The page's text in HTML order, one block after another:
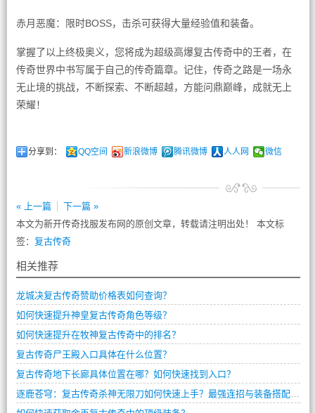
赤月恶魔：限时BOSS，击杀可获得大量经验值和装备。
掌握了以上终极奥义，您将成为超级高爆复古传奇中的王者，在
传奇世界中书写属于自己的传奇篇章。记住，传奇之路是一场永
无止境的挑战，不断探索、不断超越，方能问鼎巅峰，成就无上
荣耀！
分享到： QQ空间 新浪微博 腾讯微博 人人网 微信
« 上一篇
下一篇 »
本文为新开传奇找服发布网的原创文章，转载请注明出处！ 本文标
签： 复古传奇
相关推荐
龙城决复古传奇赞助价格表如何查询？
如何快速提升神皇复古传奇角色等级？
如何快速提升在牧神复古传奇中的排名？
复古传奇尸王殿入口具体在什么位置？
复古传奇地下长廊具体位置在哪？如何快速找到入口？
逐鹿苍穹：复古传奇杀神无限刀如何快速上手？最强连招与装备搭配全解析